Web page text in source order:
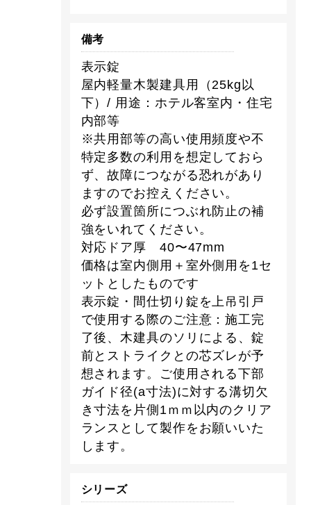
備考
表示錠
屋内軽量木製建具用（25kg以
下）/ 用途：ホテル客室内・住宅
内部等
※共用部等の高い使用頻度や不
特定多数の利用を想定しておら
ず、故障につながる恐れがあり
ますのでお控えください。
必ず設置箇所につぶれ防止の補
強をいれてください。
対応ドア厚 40〜47mm
価格は室内側用＋室外側用を1セ
ットとしたものです
表示錠・間仕切り錠を上吊引戸
で使用する際のご注意：施工完
了後、木建具のソリによる、錠
前とストライクとの芯ズレが予
想されます。ご使用される下部
ガイド径(a寸法)に対する溝切欠
き寸法を片側1ｍｍ以内のクリア
ランスとして製作をお願いいた
します。
シリーズ